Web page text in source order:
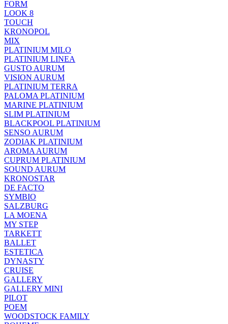
FORM
LOOK 8
TOUCH
KRONOPOL
MIX
PLATINIUM MILO
PLATINIUM LINEA
GUSTO AURUM
VISION AURUM
PLATINIUM TERRA
PALOMA PLATINIUM
MARINE PLATINIUM
SLIM PLATINIUM
BLACKPOOL PLATINIUM
SENSO AURUM
ZODIAK PLATINIUM
AROMA AURUM
CUPRUM PLATINIUM
SOUND AURUM
KRONOSTAR
DE FACTO
SYMBIO
SALZBURG
LA MOENA
MY STEP
TARKETT
BALLET
ESTETICA
DYNASTY
CRUISE
GALLERY
GALLERY MINI
PILOT
POEM
WOODSTOCK FAMILY